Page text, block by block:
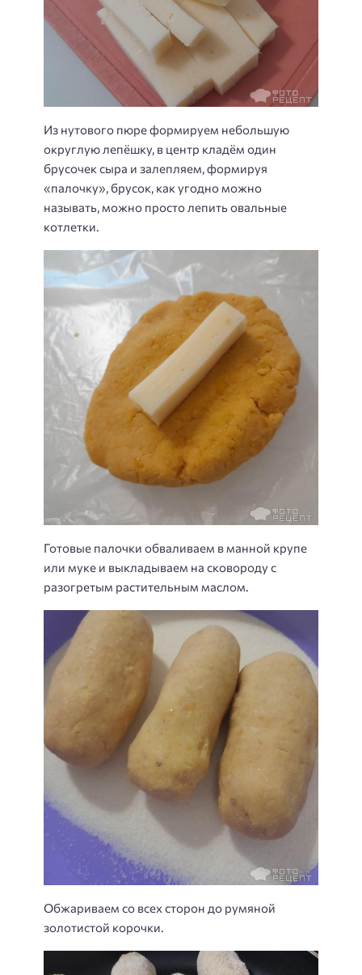
Из нутового пюре формируем небольшую
округлую лепёшку, в центр кладём один
брусочек сыра и залепляем, формируя
«палочку», брусок, как угодно можно
называть, можно просто лепить овальные
котлетки.
Готовые палочки обваливаем в манной крупе
или муке и выкладываем на сковороду с
разогретым растительным маслом.
Обжариваем со всех сторон до румяной
золотистой корочки.